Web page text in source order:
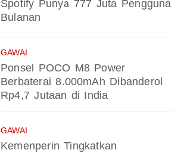
Spotify Punya 777 Juta Pengguna
Bulanan
GAWAI
Ponsel POCO M8 Power
Berbaterai 8.000mAh Dibanderol
Rp4,7 Jutaan di India
GAWAI
Kemenperin Tingkatkan